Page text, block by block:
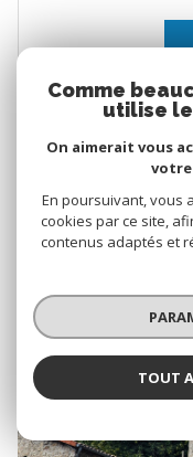
EXCLUSIF
Comme
utilise
On aimerait vous
En poursuivant, vous
cookies par ce site,
contenus adaptés et
TOUT